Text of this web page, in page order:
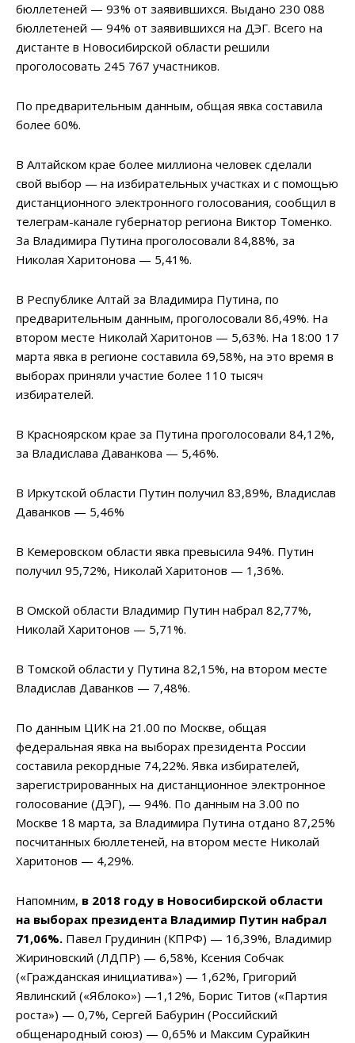
бюллетеней — 93% от заявившихся. Выдано 230 088
бюллетеней — 94% от заявившихся на ДЭГ. Всего на
дистанте в Новосибирской области решили
проголосовать 245 767 участников.
По предварительным данным, общая явка составила
более 60%.
В Алтайском крае более миллиона человек сделали
свой выбор — на избирательных участках и с помощью
дистанционного электронного голосования, сообщил в
телеграм-канале губернатор региона Виктор Томенко.
За Владимира Путина проголосовали 84,88%, за
Николая Харитонова — 5,41%.
В Республике Алтай за Владимира Путина, по
предварительным данным, проголосовали 86,49%. На
втором месте Николай Харитонов — 5,63%. На 18:00 17
марта явка в регионе составила 69,58%, на это время в
выборах приняли участие более 110 тысяч
избирателей.
В Красноярском крае за Путина проголосовали 84,12%,
за Владислава Даванкова — 5,46%.
В Иркутской области Путин получил 83,89%, Владислав
Даванков — 5,46%
В Кемеровском области явка превысила 94%. Путин
получил 95,72%, Николай Харитонов — 1,36%.
В Омской области Владимир Путин набрал 82,77%,
Николай Харитонов — 5,71%.
В Томской области у Путина 82,15%, на втором месте
Владислав Даванков — 7,48%.
По данным ЦИК на 21.00 по Москве, общая
федеральная явка на выборах президента России
составила рекордные 74,22%. Явка избирателей,
зарегистрированных на дистанционное электронное
голосование (ДЭГ), — 94%. По данным на 3.00 по
Москве 18 марта, за Владимира Путина отдано 87,25%
посчитанных бюллетеней, на втором месте Николай
Харитонов — 4,29%.
Напомним, в 2018 году в Новосибирской области
на выборах президента Владимир Путин набрал
71,06%. Павел Грудинин (КПРФ) — 16,39%, Владимир
Жириновский (ЛДПР) — 6,58%, Ксения Собчак
(«Гражданская инициатива») — 1,62%, Григорий
Явлинский («Яблоко») —1,12%, Борис Титов («Партия
роста») — 0,7%, Сергей Бабурин (Российский
общенародный союз) — 0,65% и Максим Сурайкин